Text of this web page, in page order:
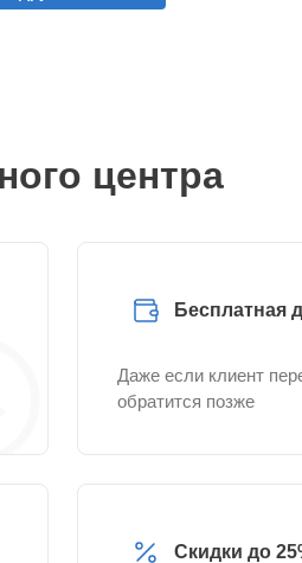
центра
Бесплатная
Даже если клиент
обратится позже
Скидки до